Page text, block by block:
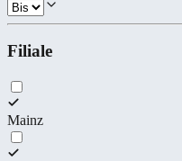
Filiale
Mainz